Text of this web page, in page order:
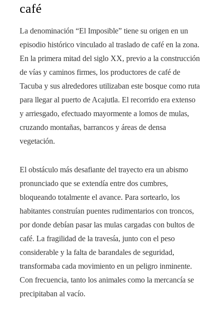
café
La denominación “El Imposible” tiene su origen en un
episodio histórico vinculado al traslado de café en la zona.
En la primera mitad del siglo XX, previo a la construcción
de vías y caminos firmes, los productores de café de
Tacuba y sus alrededores utilizaban este bosque como ruta
para llegar al puerto de Acajutla. El recorrido era extenso
y arriesgado, efectuado mayormente a lomos de mulas,
cruzando montañas, barrancos y áreas de densa
vegetación.
El obstáculo más desafiante del trayecto era un abismo
pronunciado que se extendía entre dos cumbres,
bloqueando totalmente el avance. Para sortearlo, los
habitantes construían puentes rudimentarios con troncos,
por donde debían pasar las mulas cargadas con bultos de
café. La fragilidad de la travesía, junto con el peso
considerable y la falta de barandales de seguridad,
transformaba cada movimiento en un peligro inminente.
Con frecuencia, tanto los animales como la mercancía se
precipitaban al vacío.